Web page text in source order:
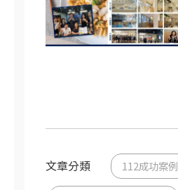
文章分類 112成功案例